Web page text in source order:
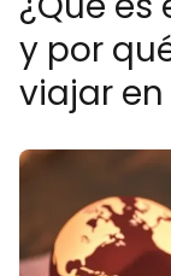
y por
viajar en